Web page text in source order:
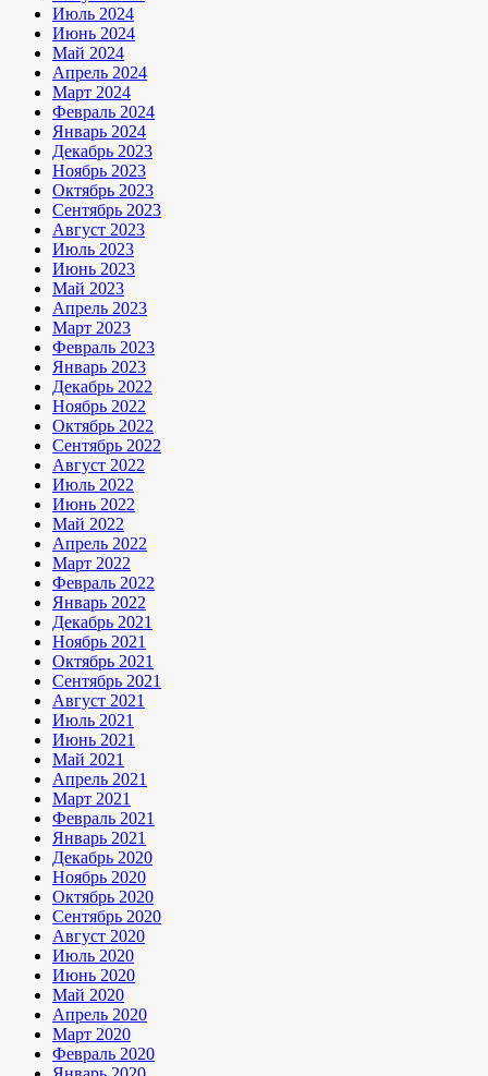
Июль 2024
Июнь 2024
Май 2024
Апрель 2024
Март 2024
Февраль 2024
Январь 2024
Декабрь 2023
Ноябрь 2023
Октябрь 2023
Сентябрь 2023
Август 2023
Июль 2023
Июнь 2023
Май 2023
Апрель 2023
Март 2023
Февраль 2023
Январь 2023
Декабрь 2022
Ноябрь 2022
Октябрь 2022
Сентябрь 2022
Август 2022
Июль 2022
Июнь 2022
Май 2022
Апрель 2022
Март 2022
Февраль 2022
Январь 2022
Декабрь 2021
Ноябрь 2021
Октябрь 2021
Сентябрь 2021
Август 2021
Июль 2021
Июнь 2021
Май 2021
Апрель 2021
Март 2021
Февраль 2021
Январь 2021
Декабрь 2020
Ноябрь 2020
Октябрь 2020
Сентябрь 2020
Август 2020
Июль 2020
Июнь 2020
Май 2020
Апрель 2020
Март 2020
Февраль 2020